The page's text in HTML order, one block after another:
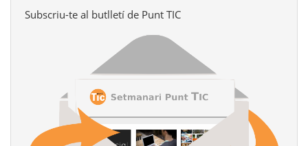
Subscriu-te al butlletí de Punt TIC